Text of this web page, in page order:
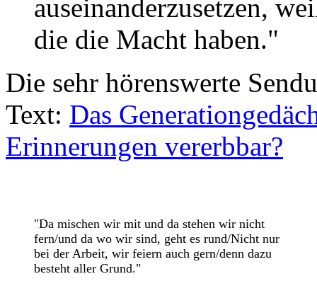
auseinanderzusetzen,
die die Macht haben."
Die sehr hörenswerte
Text: Das
Erinnerungen vererbbar?
"Da mischen wir mit und da stehen wir nicht
fern/und da wo wir sind, geht es rund/Nicht nur
bei der Arbeit, wir feiern auch gern/denn dazu
besteht aller Grund."